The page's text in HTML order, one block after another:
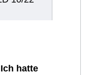
Ich hatte